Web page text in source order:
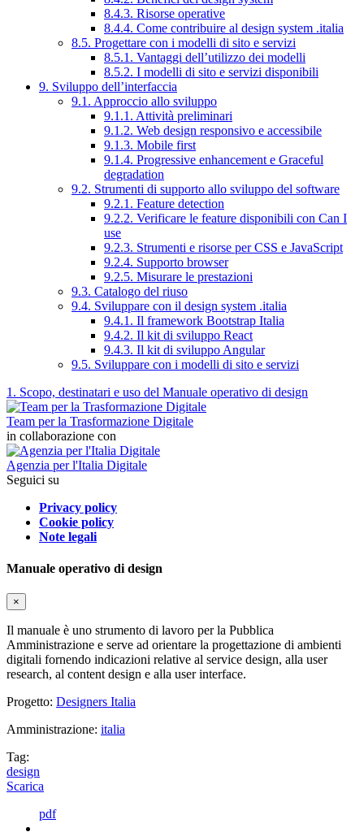
8.4.3. Risorse operative
8.4.4. Come contribuire al design system .italia
8.5. Progettare con i modelli di sito e servizi
8.5.1. Vantaggi dell’utilizzo dei modelli
8.5.2. I modelli di sito e servizi disponibili
9. Sviluppo dell’interfaccia
9.1. Approccio allo sviluppo
9.1.1. Attività preliminari
9.1.2. Web design responsivo e accessibile
9.1.3. Mobile first
9.1.4. Progressive enhancement e Graceful
degradation
9.2. Strumenti di supporto allo sviluppo del software
9.2.1. Feature detection
9.2.2. Verificare le feature disponibili con Can I
use
9.2.3. Strumenti e risorse per CSS e JavaScript
9.2.4. Supporto browser
9.2.5. Misurare le prestazioni
9.3. Catalogo del riuso
9.4. Sviluppare con il design system .italia
9.4.1. Il framework Bootstrap Italia
9.4.2. Il kit di sviluppo React
9.4.3. Il kit di sviluppo Angular
9.5. Sviluppare con i modelli di sito e servizi
1. Scopo, destinatari e uso del Manuale operativo di design
Team per la Trasformazione Digitale
in collaborazione con
Agenzia per l'Italia Digitale
Seguici su
Privacy policy
Cookie policy
Note legali
Manuale operativo di design
×
Il manuale è uno strumento di lavoro per la Pubblica
Amministrazione e serve ad orientare la progettazione di ambienti
digitali fornendo indicazioni relative al service design, alla user
research, al content design e alla user interface.
Progetto: Designers Italia
Amministrazione: italia
Tag:
design
Scarica
pdf